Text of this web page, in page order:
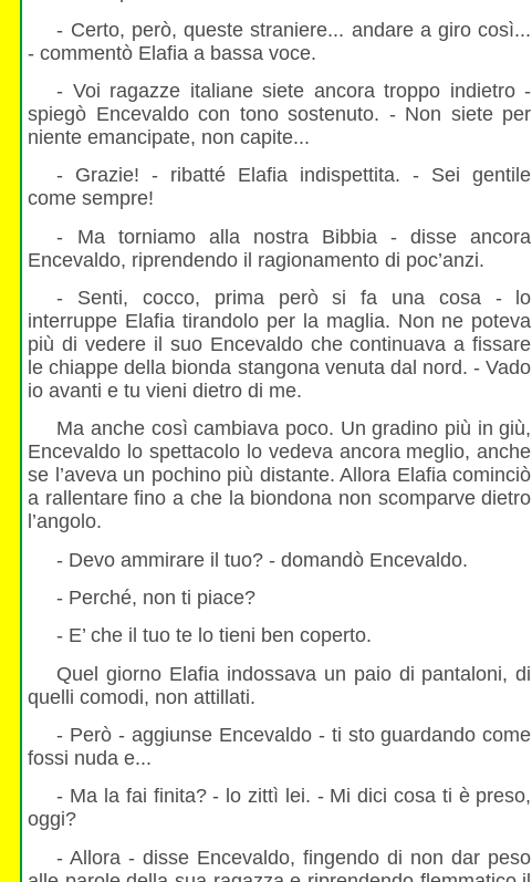
- Certo, però, queste straniere... andare a giro così...
- commentò Elafia a bassa voce.
- Voi ragazze italiane siete ancora troppo indietro -
spiegò Encevaldo con tono sostenuto. - Non siete per
niente emancipate, non capite...
- Grazie! - ribatté Elafia indispettita. - Sei gentile
come sempre!
- Ma torniamo alla nostra Bibbia - disse ancora
Encevaldo, riprendendo il ragionamento di poc’anzi.
- Senti, cocco, prima però si fa una cosa - lo
interruppe Elafia tirandolo per la maglia. Non ne poteva
più di vedere il suo Encevaldo che continuava a fissare
le chiappe della bionda stangona venuta dal nord. - Vado
io avanti e tu vieni dietro di me.
Ma anche così cambiava poco. Un gradino più in giù,
Encevaldo lo spettacolo lo vedeva ancora meglio, anche
se l’aveva un pochino più distante. Allora Elafia cominciò
a rallentare fino a che la biondona non scomparve dietro
l’angolo.
- Devo ammirare il tuo? - domandò Encevaldo.
- Perché, non ti piace?
- E’ che il tuo te lo tieni ben coperto.
Quel giorno Elafia indossava un paio di pantaloni, di
quelli comodi, non attillati.
- Però - aggiunse Encevaldo - ti sto guardando come
fossi nuda e...
- Ma la fai finita? - lo zittì lei. - Mi dici cosa ti è preso,
oggi?
- Allora - disse Encevaldo, fingendo di non dar peso